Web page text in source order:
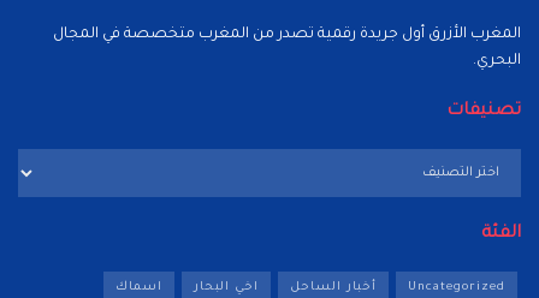
المغرب الأزرق أول جريدة رقمية تصدر من المغرب متخصصة في المجال
البحري.
تصنيفات
تصنيفات
الفئة
Uncategorized أخبار الساحل اخي البحار اسماك